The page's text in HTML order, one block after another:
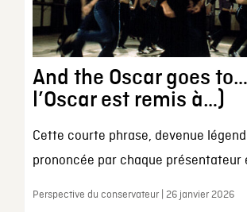
And the Oscar goes
l’Oscar est remis à…)
Cette courte phrase, devenue
prononcée par chaque présentateur
Perspective du conservateur | 26 janvier 2026